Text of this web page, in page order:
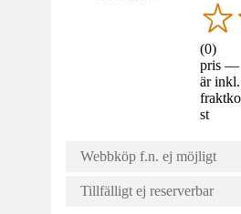
(0)
pris —
är
st
Webbköp f.n. ej möjligt
Tillfälligt ej reserverbar